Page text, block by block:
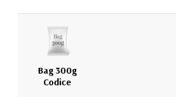
Bag 300g
Codice